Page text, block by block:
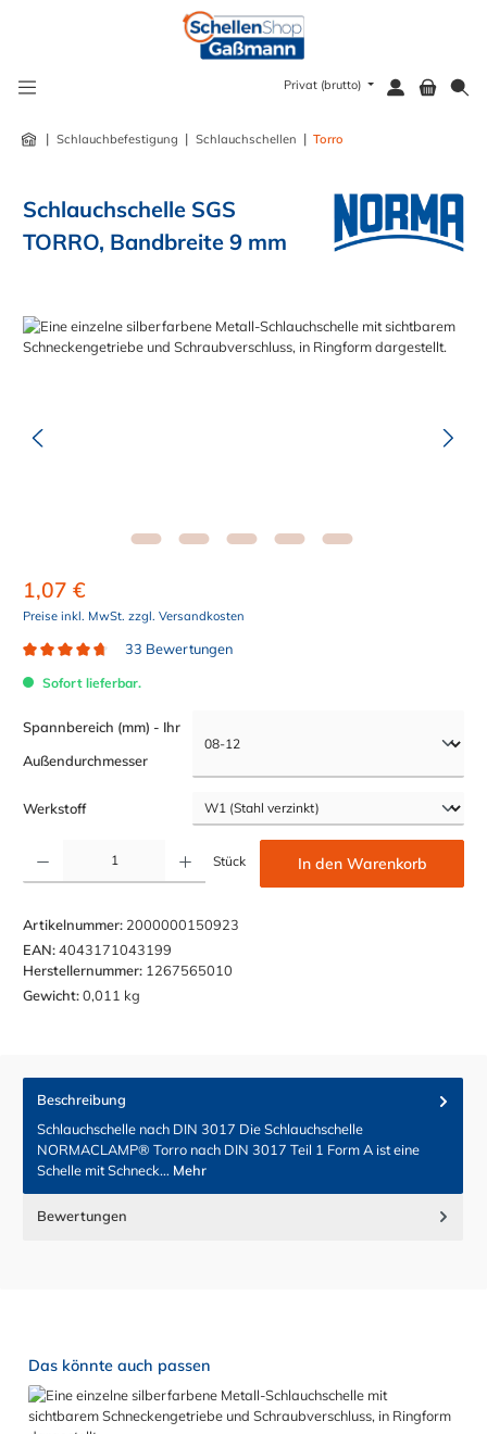
Privat (brutto)
| Schlauchbefestigung | Schlauchschellen | Torro
Schlauchschelle SGS
TORRO, Bandbreite 9 mm
Bildergalerie überspringen
1,07 €
Preise inkl. MwSt. zzgl. Versandkosten
33 Bewertungen
Sofort lieferbar.
Spannbereich (mm) - Ihr
Außendurchmesserauswählen
Werkstoffauswählen
Produkt Anzahl: Gib den gewünschten Wert ein oder benutze die Schaltflächen um die Anzahl
Stück In den Warenkorb
Artikelnummer: 2000000150923
EAN:4043171043199
Herstellernummer: 1267565010
Gewicht:0,011 kg
Beschreibung
Schlauchschelle nach DIN 3017 Die Schlauchschelle
NORMACLAMP® Torro nach DIN 3017 Teil 1 Form A ist eine
Schelle mit Schneck… Mehr
Bewertungen
Produktgalerie überspringen
Das könnte auch passen